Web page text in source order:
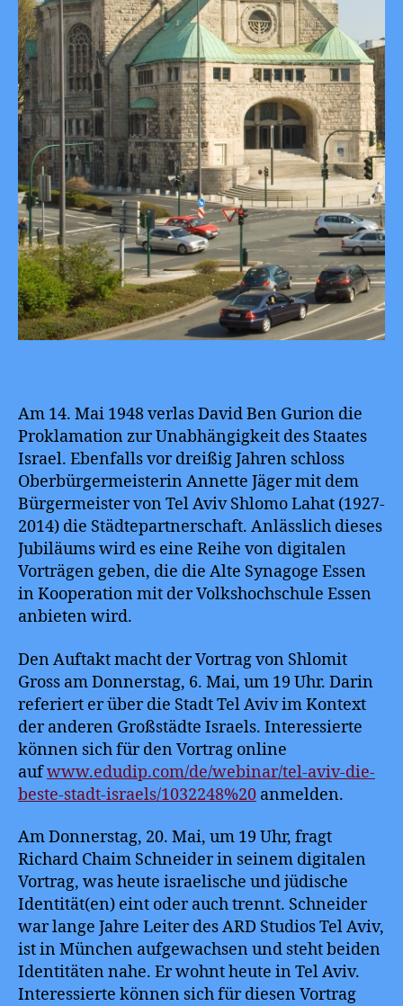
Am 14. Mai 1948 verlas David Ben Gurion die
Proklamation zur Unabhängigkeit des Staates
Israel. Ebenfalls vor dreißig Jahren schloss
Oberbürgermeisterin Annette Jäger mit dem
Bürgermeister von Tel Aviv Shlomo Lahat (1927-
2014) die Städtepartnerschaft. Anlässlich dieses
Jubiläums wird es eine Reihe von digitalen
Vorträgen geben, die die Alte Synagoge Essen
in Kooperation mit der Volkshochschule Essen
anbieten wird.
Den Auftakt macht der Vortrag von Shlomit
Gross am Donnerstag, 6. Mai, um 19 Uhr. Darin
referiert er über die Stadt Tel Aviv im Kontext
der anderen Großstädte Israels. Interessierte
können sich für den Vortrag online
aufwww.edudip.com/de/webinar/tel-aviv-die-
beste-stadt-israels/1032248%20 anmelden.
Am Donnerstag, 20. Mai, um 19 Uhr, fragt
Richard Chaim Schneider in seinem digitalen
Vortrag, was heute israelische und jüdische
Identität(en) eint oder auch trennt. Schneider
war lange Jahre Leiter des ARD Studios Tel Aviv,
ist in München aufgewachsen und steht beiden
Identitäten nahe. Er wohnt heute in Tel Aviv.
Interessierte können sich für diesen Vortrag